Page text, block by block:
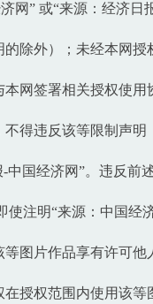
网” 或“来源：经济日
除外）；未经本网授
网签署相关授权使用
得违反该等限制声明
国经济网”。违反前
使注明“来源：中国经
图片作品享有许可他
授权范围内使用该等